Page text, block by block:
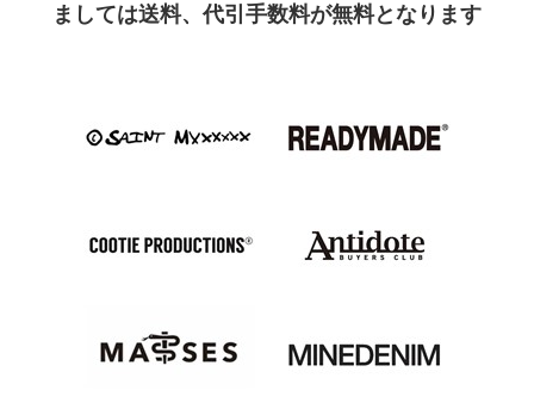
ましては送料、代引手数料が無料となります